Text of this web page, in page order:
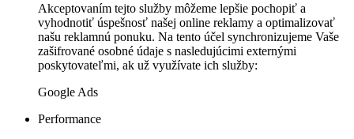
Akceptovaním tejto služby môžeme lepšie pochopiť a
vyhodnotiť úspešnosť našej online reklamy a optimalizovať
našu reklamnú ponuku. Na tento účel synchronizujeme Vaše
zašifrované osobné údaje s nasledujúcimi externými
poskytovateľmi, ak už využívate ich služby:
Google Ads
Performance